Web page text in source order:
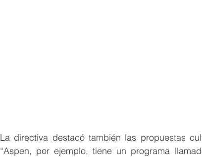
La directiva destacó también las propuestas
“Aspen, por ejemplo, tiene un programa